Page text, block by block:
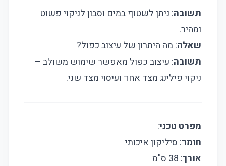
תשובה: ניתן לשטוף במים וסבון לניקוי פשוט
ומהיר.
שאלה: מה היתרון של עיצוב כפול?
תשובה: עיצוב כפול מאפשר שימוש משולב –
ניקוי פילינג מצד אחד ועיסוי מצד שני.
מפרט טכני:
חומר: סיליקון איכותי
אורך: 38 ס"מ